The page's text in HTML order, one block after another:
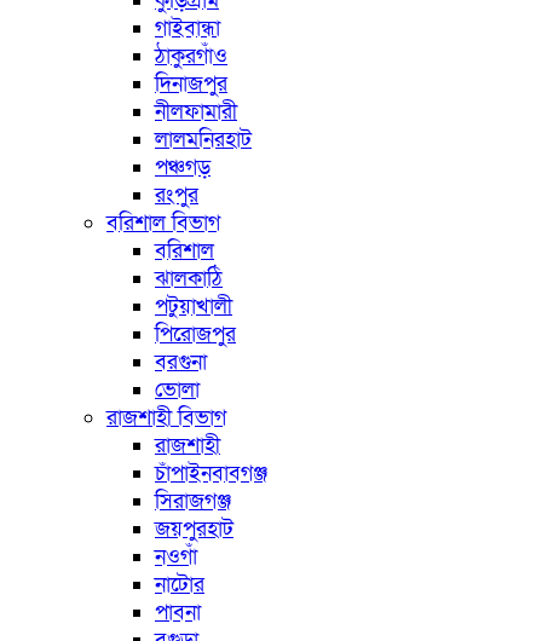
গাইবান্ধা
ঠাকুরগাঁও
দিনাজপুর
নীলফামারী
লালমনিরহাট
পঞ্চগড়
রংপুর
বরিশাল বিভাগ
বরিশাল
ঝালকাঠি
পটুয়াখালী
পিরোজপুর
বরগুনা
ভোলা
রাজশাহী বিভাগ
রাজশাহী
চাঁপাইনবাবগঞ্জ
সিরাজগঞ্জ
জয়পুরহাট
নওগাঁ
নাটোর
পাবনা